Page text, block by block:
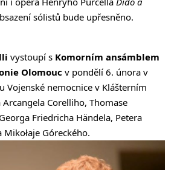
sólistů bude upřesněno.
vystoupí s Komorním ansámblem
Olomouc v pondělí 6. února v
Vojenské nemocnice v Klášterním
Corelliho, Thomase
Friedricha Händela, Petera
Góreckého.